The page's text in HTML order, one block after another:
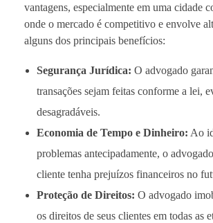
vantagens, especialmente em uma cidade
onde o mercado é competitivo e envolve
alguns dos principais benefícios:
Segurança Jurídica: O advogado
transações sejam feitas conforme a lei,
desagradáveis.
Economia de Tempo e Dinheiro: Ao
problemas antecipadamente, o
cliente tenha prejuízos financeiros no
Proteção de Direitos: O advogado
os direitos de seus clientes em todas as